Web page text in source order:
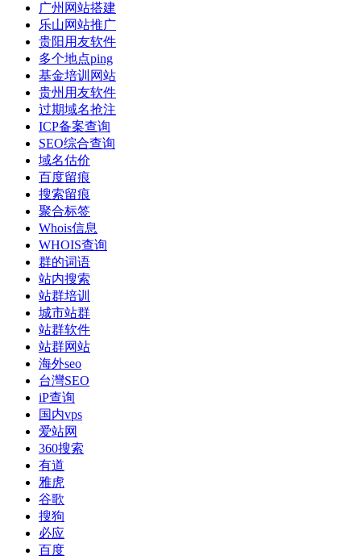
广州网站搭建
乐山网站推广
贵阳用友软件
多个地点ping
基金培训网站
贵州用友软件
过期域名抢注
ICP备案查询
SEO综合查询
域名估价
百度留痕
搜索留痕
聚合标签
Whois信息
WHOIS查询
群的词语
站内搜索
站群培训
城市站群
站群软件
站群网站
海外seo
台灣SEO
iP查询
国内vps
爱站网
360搜索
有道
雅虎
谷歌
搜狗
必应
百度